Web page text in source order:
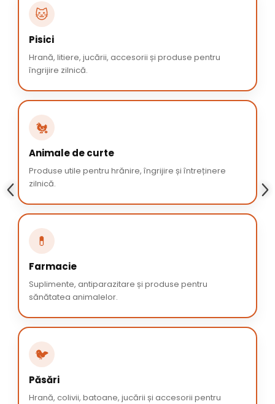
🐱
Pisici
Hrană, litiere, jucării, accesorii și produse pentru
îngrijire zilnică.
🐔
Animale de curte
Produse utile pentru hrănire, îngrijire și întreținere
zilnică.
💊
Farmacie
Suplimente, antiparazitare și produse pentru
sănătatea animalelor.
🐦
Păsări
Hrană, colivii, batoane, jucării și accesorii pentru